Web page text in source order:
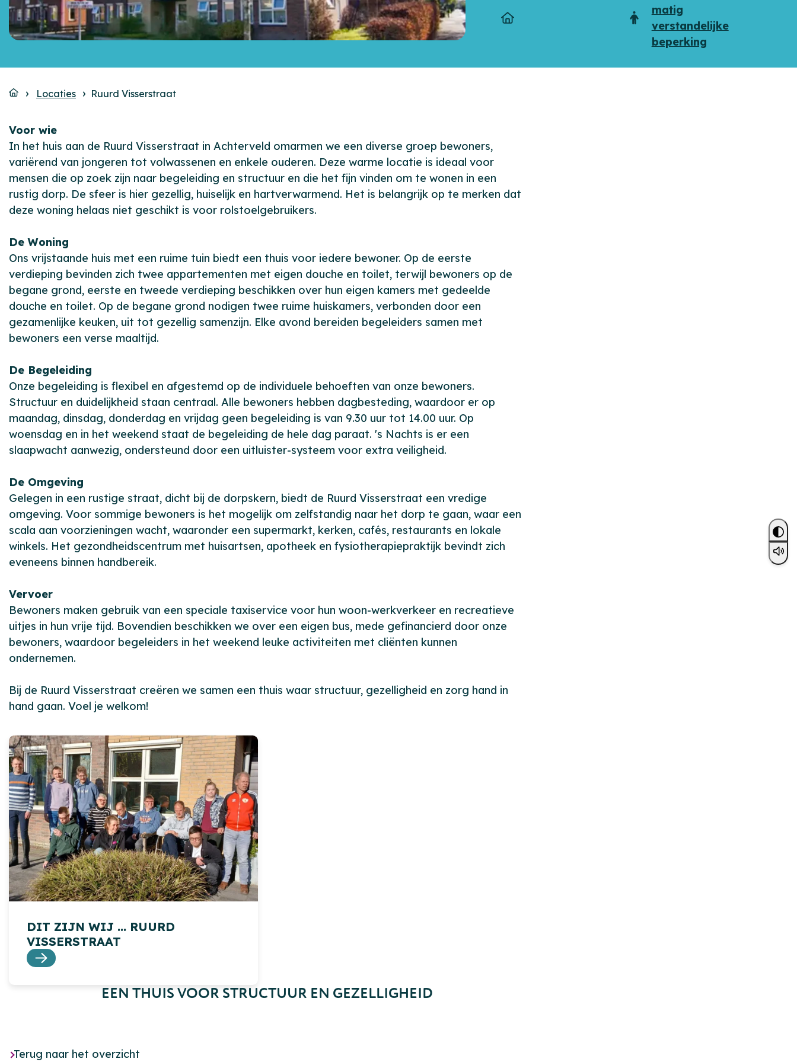
Type Doelgroep
matig
verstandelijke
beperking
Locaties Ruurd Visserstraat
Voor wie
In het huis aan de Ruurd Visserstraat in Achterveld omarmen we een diverse groep bewoners,
variërend van jongeren tot volwassenen en enkele ouderen. Deze warme locatie is ideaal voor
mensen die op zoek zijn naar begeleiding en structuur en die het fijn vinden om te wonen in een
rustig dorp. De sfeer is hier gezellig, huiselijk en hartverwarmend. Het is belangrijk op te merken dat
deze woning helaas niet geschikt is voor rolstoelgebruikers.
De Woning
Ons vrijstaande huis met een ruime tuin biedt een thuis voor iedere bewoner. Op de eerste
verdieping bevinden zich twee appartementen met eigen douche en toilet, terwijl bewoners op de
begane grond, eerste en tweede verdieping beschikken over hun eigen kamers met gedeelde
douche en toilet. Op de begane grond nodigen twee ruime huiskamers, verbonden door een
gezamenlijke keuken, uit tot gezellig samenzijn. Elke avond bereiden begeleiders samen met
bewoners een verse maaltijd.
De Begeleiding
Onze begeleiding is flexibel en afgestemd op de individuele behoeften van onze bewoners.
Structuur en duidelijkheid staan centraal. Alle bewoners hebben dagbesteding, waardoor er op
maandag, dinsdag, donderdag en vrijdag geen begeleiding is van 9.30 uur tot 14.00 uur. Op
woensdag en in het weekend staat de begeleiding de hele dag paraat. 's Nachts is er een
slaapwacht aanwezig, ondersteund door een uitluister-systeem voor extra veiligheid.
De Omgeving
Gelegen in een rustige straat, dicht bij de dorpskern, biedt de Ruurd Visserstraat een vredige
omgeving. Voor sommige bewoners is het mogelijk om zelfstandig naar het dorp te gaan, waar een
scala aan voorzieningen wacht, waaronder een supermarkt, kerken, cafés, restaurants en lokale
winkels. Het gezondheidscentrum met huisartsen, apotheek en fysiotherapiepraktijk bevindt zich
eveneens binnen handbereik.
Vervoer
Bewoners maken gebruik van een speciale taxiservice voor hun woon-werkverkeer en recreatieve
uitjes in hun vrije tijd. Bovendien beschikken we over een eigen bus, mede gefinancierd door onze
bewoners, waardoor begeleiders in het weekend leuke activiteiten met cliënten kunnen
ondernemen.
Bij de Ruurd Visserstraat creëren we samen een thuis waar structuur, gezelligheid en zorg hand in
hand gaan. Voel je welkom!
DIT ZIJN WIJ ... RUURD
VISSERSTRAAT
EEN THUIS VOOR STRUCTUUR EN GEZELLIGHEID
Terug naar het overzicht